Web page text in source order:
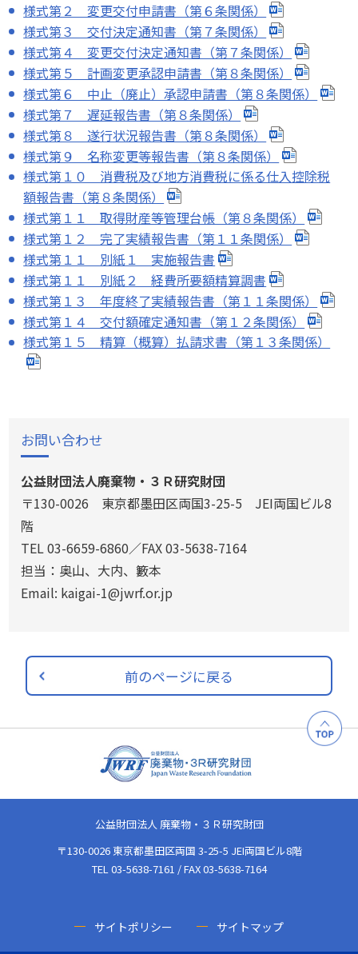
様式第２ 変更交付申請書（第６条関係）
様式第３ 交付決定通知書（第７条関係）
様式第４ 変更交付決定通知書（第７条関係）
様式第５ 計画変更承認申請書（第８条関係）
様式第６ 中止（廃止）承認申請書（第８条関係）
様式第７ 遅延報告書（第８条関係）
様式第８ 遂行状況報告書（第８条関係）
様式第９ 名称変更等報告書（第８条関係）
様式第１０ 消費税及び地方消費税に係る仕入控除税
額報告書（第８条関係）
様式第１１ 取得財産等管理台帳（第８条関係）
様式第１２ 完了実績報告書（第１１条関係）
様式第１１ 別紙１ 実施報告書
様式第１１ 別紙２ 経費所要額精算調書
様式第１３ 年度終了実績報告書（第１１条関係）
様式第１４ 交付額確定通知書（第１２条関係）
様式第１５ 精算（概算）払請求書（第１３条関係）
お問い合わせ
公益財団法人廃棄物・３Ｒ研究財団
〒130-0026 東京都墨田区両国3-25-5 JEI両国ビル8
階
TEL 03-6659-6860／FAX 03-5638-7164
担当：奥山、大内、籔本
Email: kaigai-1@jwrf.or.jp
前のページに戻る
公益財団法人 廃棄物・３Ｒ研究財団
〒130-0026 東京都墨田区両国 3-25-5 JEI両国ビル8階
TEL 03-5638-7161 / FAX 03-5638-7164
サイトポリシー サイトマップ